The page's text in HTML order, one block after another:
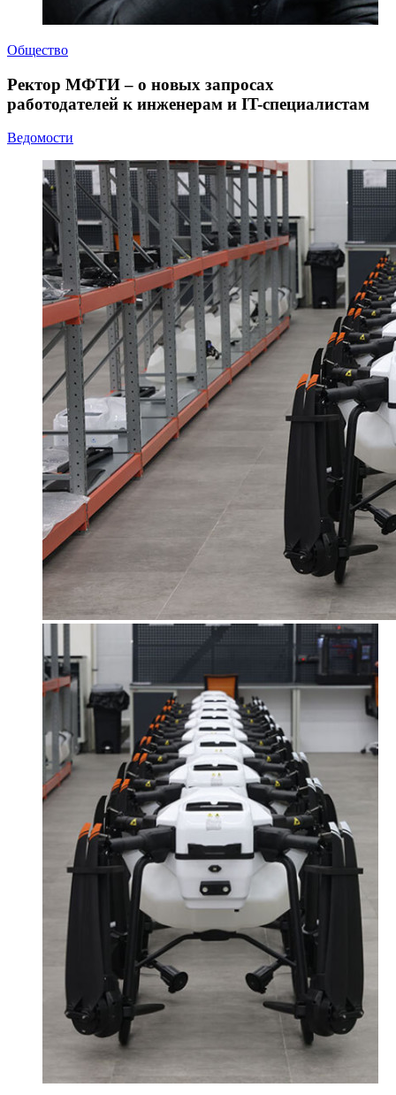
Общество
Ректор МФТИ – о новых запросах
работодателей к инженерам и IT-специалистам
Ведомости